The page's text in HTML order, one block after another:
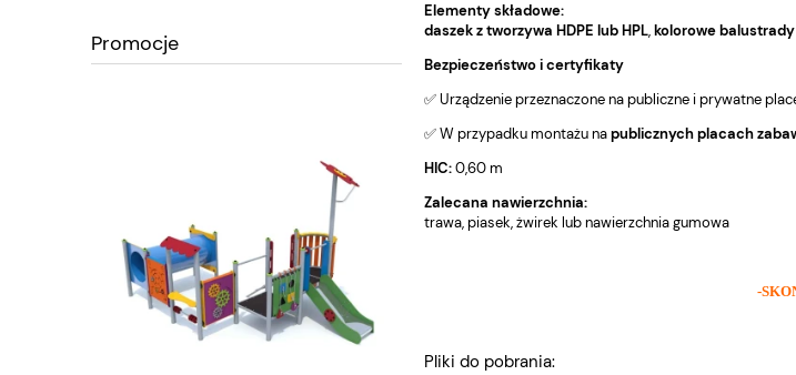
Promocje
Elementy składowe:
daszek z tworzywa HDPE lub HPL,kolorowe balustrady
Bezpieczeństwo i certyfikaty
✅ Urządzenie przeznaczone na publiczne i prywatne
✅ W przypadku montażu napublicznych placach
HIC:0,60 m
Zalecana nawierzchnia:
trawa, piasek, żwirek lub nawierzchnia gumowa
-
Pliki do pobrania: